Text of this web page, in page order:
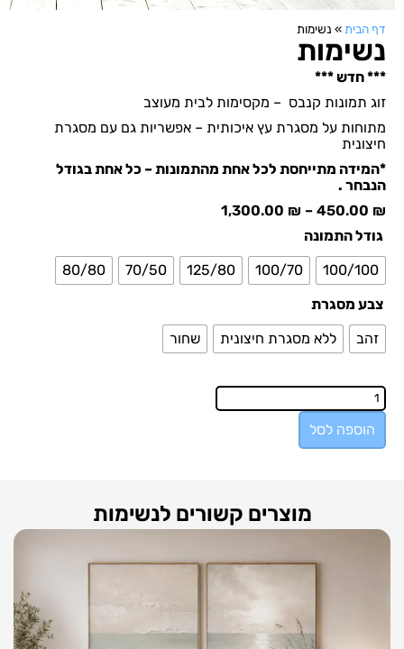
דף הבית» נשימות
נשימות
*** חדש ***
זוג תמונות קנבס – מקסימות לבית מעוצב
מתוחות על מסגרת עץ איכותית – אפשריות גם עם מסגרת
חיצונית
*המידה מתייחסת לכל אחת מהתמונות – כל אחת בגודל
הנבחר .
450.00 ₪
–
1,300.00 ₪
גודל התמונה
100/100
100/70
125/80
70/50
80/80
צבע מסגרת
זהב
ללא מסגרת חיצונית שחור
הוספה לסל
מוצרים קשורים לנשימות